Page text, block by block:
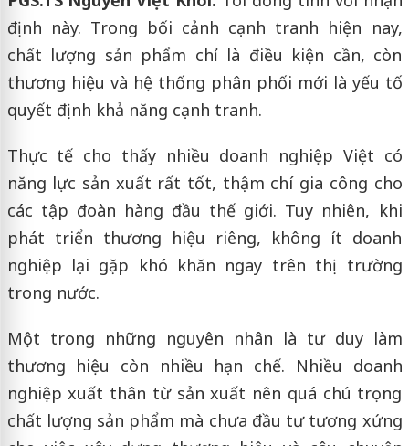
định này. Trong bối cảnh cạnh tranh hiện nay,
chất lượng sản phẩm chỉ là điều kiện cần, còn
thương hiệu và hệ thống phân phối mới là yếu tố
quyết định khả năng cạnh tranh.
Thực tế cho thấy nhiều doanh nghiệp Việt có
năng lực sản xuất rất tốt, thậm chí gia công cho
các tập đoàn hàng đầu thế giới. Tuy nhiên, khi
phát triển thương hiệu riêng, không ít doanh
nghiệp lại gặp khó khăn ngay trên thị trường
trong nước.
Một trong những nguyên nhân là tư duy làm
thương hiệu còn nhiều hạn chế. Nhiều doanh
nghiệp xuất thân từ sản xuất nên quá chú trọng
chất lượng sản phẩm mà chưa đầu tư tương xứng